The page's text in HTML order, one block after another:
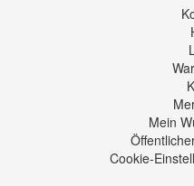
Mein
Cookie-